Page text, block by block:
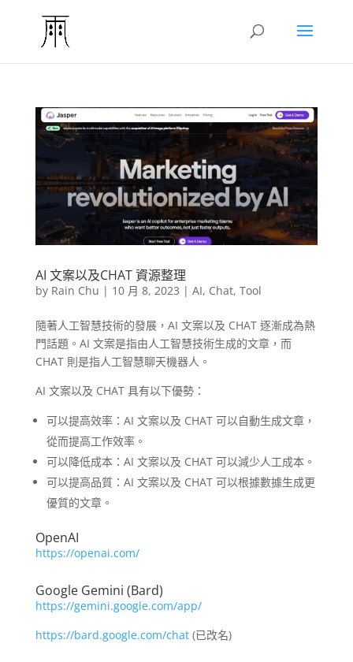
AI 文案以及CHAT 資源整理
by Rain Chu | 10 月 8, 2023 | AI, Chat, Tool
隨著人工智慧技術的發展，AI 文案以及 CHAT 逐漸成為熱
門話題。AI 文案是指由人工智慧技術生成的文章，而
CHAT 則是指人工智慧聊天機器人。
AI 文案以及 CHAT 具有以下優勢：
可以提高效率：AI 文案以及 CHAT 可以自動生成文章，
從而提高工作效率。
可以降低成本：AI 文案以及 CHAT 可以減少人工成本。
可以提高品質：AI 文案以及 CHAT 可以根據數據生成更
優質的文章。
OpenAI
https://openai.com/
Google Gemini (Bard)
https://gemini.google.com/app/
https://bard.google.com/chat(已改名)